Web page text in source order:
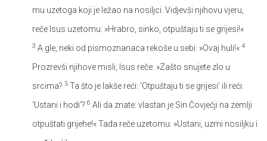
mu uzetoga koji je ležao na nosiljci. Vidjevši njihovu vjeru,
reče Isus uzetomu: »Hrabro, sinko, otpuštaju ti se grijesi!«
3 A gle, neki od pismoznanaca rekoše u sebi: »Ovaj huli!« 4
Prozrevši njihove misli, Isus reče: »Zašto snujete zlo u
srcima? 5 Ta što je lakše reći: ‘Otpuštaju ti se grijesi’ ili reći:
‘Ustani i hodi’? 6 Ali da znate: vlastan je Sin Čovječji na zemlji
otpuštati grijehe!« Tada reče uzetomu: »Ustani, uzmi nosiljku i